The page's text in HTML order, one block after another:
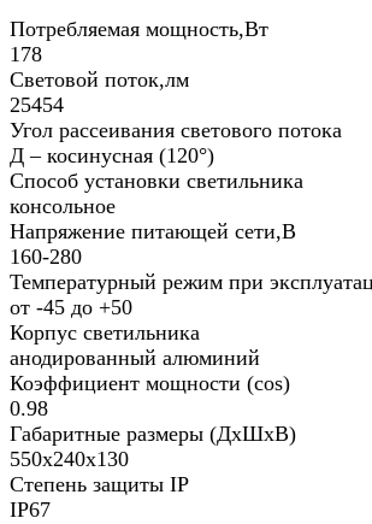
Потребляемая мощность,Вт
178
Световой поток,лм
25454
Угол рассеивания светового потока
Д – косинусная (120°)
Способ установки светильника
консольное
Напряжение питающей сети,В
160-280
Температурный режим при
от -45 до +50
Корпус светильника
анодированный алюминий
Коэффициент мощности (cos)
0.98
Габаритные размеры (ДхШхВ)
550х240х130
Степень защиты IP
IP67